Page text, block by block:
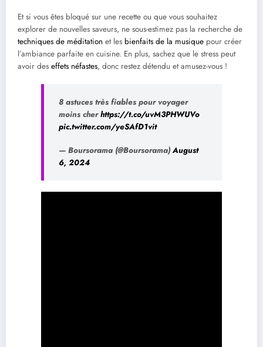
Et si vous êtes bloqué sur une recette ou que vous souhaitez
explorer de nouvelles saveurs, ne sous-estimez pas la recherche de
techniques de méditation et les bienfaits de la musique pour créer
l’ambiance parfaite en cuisine. En plus, sachez que le stress peut
avoir des effets néfastes, donc restez détendu et amusez-vous !
8 astuces très fiables pour voyager
moins cherhttps://t.co/uvM3PHWUVo
pic.twitter.com/yeSAfD1vit
— Boursorama (@Boursorama)August
6, 2024